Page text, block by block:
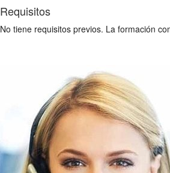
Requisitos
No tiene requisitos previos. La formación